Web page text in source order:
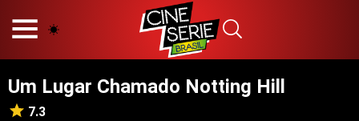
PRINCÍPIOS EDITORIAIS
POLÍTICA DE PRIVACIDADE
Um Lugar Chamado Notting Hill
7.3